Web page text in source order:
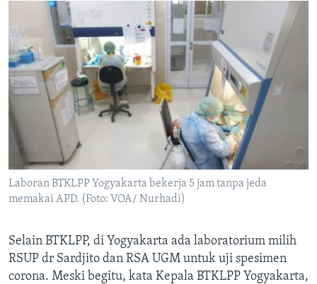
Laboran BTKLPP Yogyakarta bekerja 5 jam tanpa jeda
memakai APD. (Foto: VOA/ Nurhadi)
Selain BTKLPP, di Yogyakarta ada laboratorium milih
RSUP dr Sardjito dan RSA UGM untuk uji spesimen
corona. Meski begitu, kata Kepala BTKLPP Yogyakarta,